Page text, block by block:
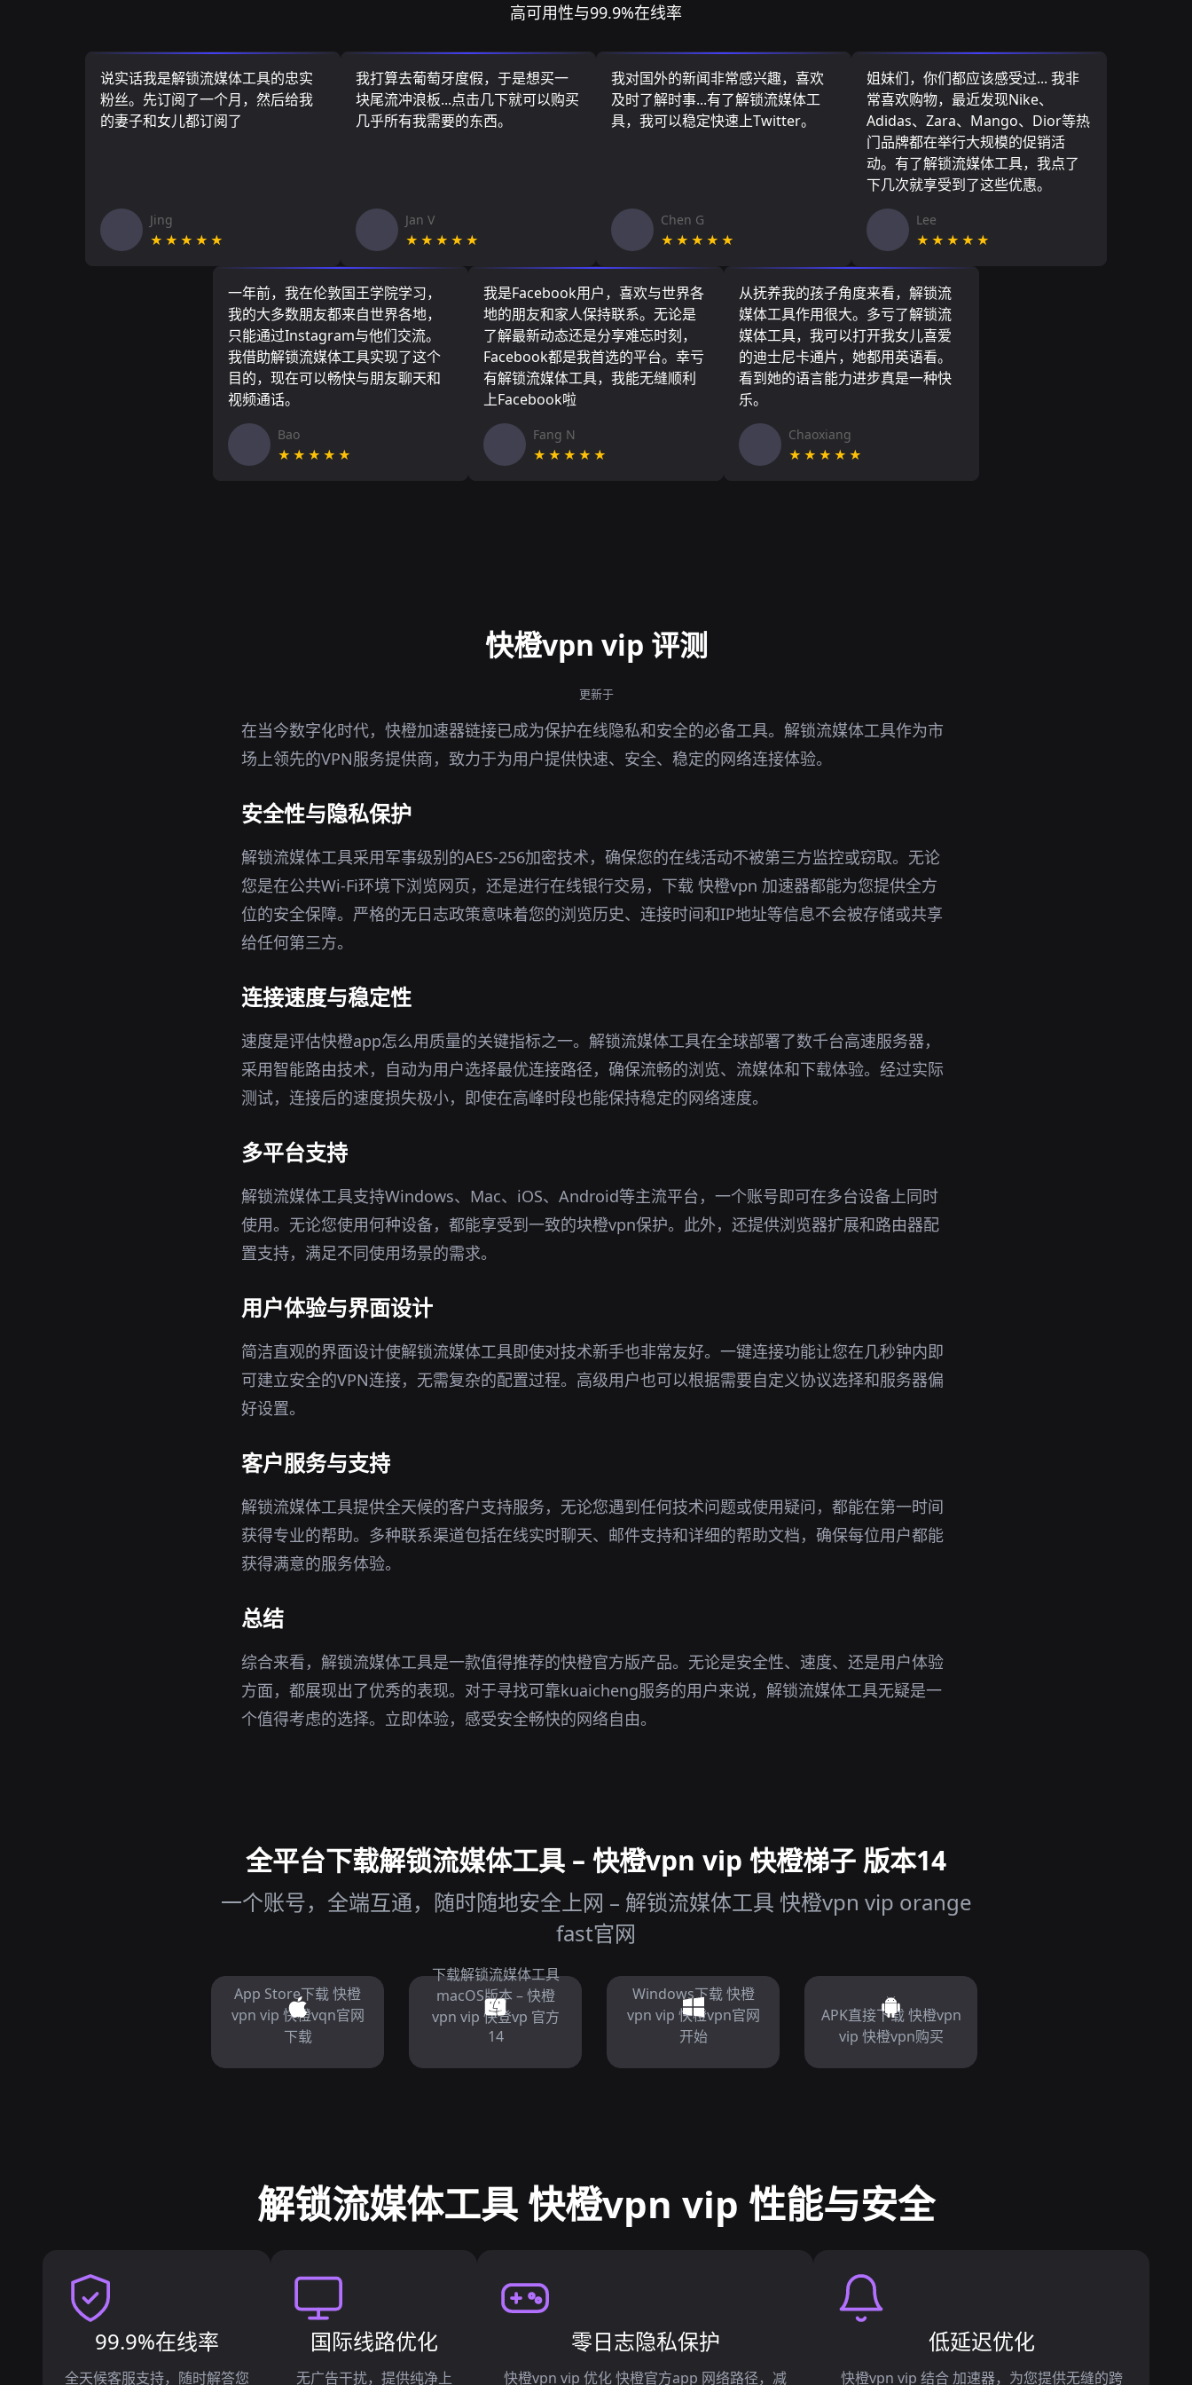
高可用性与99.9%在线率
说实话我是解锁流媒体工具的忠实
粉丝。先订阅了一个月，然后给我
的妻子和女儿都订阅了
Jing
★★★★★
我打算去葡萄牙度假，于是想买一
块尾流冲浪板...点击几下就可以购买
几乎所有我需要的东西。
Jan V
★★★★★
我对国外的新闻非常感兴趣，喜欢
及时了解时事...有了解锁流媒体工
具，我可以稳定快速上Twitter。
Chen G
★★★★★
姐妹们，你们都应该感受过... 我非
常喜欢购物，最近发现Nike、
Adidas、Zara、Mango、Dior等热
门品牌都在举行大规模的促销活
动。有了解锁流媒体工具，我点了
下几次就享受到了这些优惠。
Lee
★★★★★
一年前，我在伦敦国王学院学习，
我的大多数朋友都来自世界各地，
只能通过Instagram与他们交流。
我借助解锁流媒体工具实现了这个
目的，现在可以畅快与朋友聊天和
视频通话。
Bao
★★★★★
我是Facebook用户，喜欢与世界各
地的朋友和家人保持联系。无论是
了解最新动态还是分享难忘时刻，
Facebook都是我首选的平台。幸亏
有解锁流媒体工具，我能无缝顺利
上Facebook啦
Fang N
★★★★★
从抚养我的孩子角度来看，解锁流
媒体工具作用很大。多亏了解锁流
媒体工具，我可以打开我女儿喜爱
的迪士尼卡通片，她都用英语看。
看到她的语言能力进步真是一种快
乐。
Chaoxiang
★★★★★
快橙vpn vip 评测
更新于
在当今数字化时代，快橙加速器链接已成为保护在线隐私和安全的必备工具。解锁流媒体工具作为市
场上领先的VPN服务提供商，致力于为用户提供快速、安全、稳定的网络连接体验。
安全性与隐私保护
解锁流媒体工具采用军事级别的AES-256加密技术，确保您的在线活动不被第三方监控或窃取。无论
您是在公共Wi-Fi环境下浏览网页，还是进行在线银行交易，下载 快橙vpn 加速器都能为您提供全方
位的安全保障。严格的无日志政策意味着您的浏览历史、连接时间和IP地址等信息不会被存储或共享
给任何第三方。
连接速度与稳定性
速度是评估快橙app怎么用质量的关键指标之一。解锁流媒体工具在全球部署了数千台高速服务器，
采用智能路由技术，自动为用户选择最优连接路径，确保流畅的浏览、流媒体和下载体验。经过实际
测试，连接后的速度损失极小，即使在高峰时段也能保持稳定的网络速度。
多平台支持
解锁流媒体工具支持Windows、Mac、iOS、Android等主流平台，一个账号即可在多台设备上同时
使用。无论您使用何种设备，都能享受到一致的块橙vpn保护。此外，还提供浏览器扩展和路由器配
置支持，满足不同使用场景的需求。
用户体验与界面设计
简洁直观的界面设计使解锁流媒体工具即使对技术新手也非常友好。一键连接功能让您在几秒钟内即
可建立安全的VPN连接，无需复杂的配置过程。高级用户也可以根据需要自定义协议选择和服务器偏
好设置。
客户服务与支持
解锁流媒体工具提供全天候的客户支持服务，无论您遇到任何技术问题或使用疑问，都能在第一时间
获得专业的帮助。多种联系渠道包括在线实时聊天、邮件支持和详细的帮助文档，确保每位用户都能
获得满意的服务体验。
总结
综合来看，解锁流媒体工具是一款值得推荐的快橙官方版产品。无论是安全性、速度、还是用户体验
方面，都展现出了优秀的表现。对于寻找可靠kuaicheng服务的用户来说，解锁流媒体工具无疑是一
个值得考虑的选择。立即体验，感受安全畅快的网络自由。
全平台下载解锁流媒体工具 – 快橙vpn vip 快橙梯子 版本14
一个账号，全端互通，随时随地安全上网 – 解锁流媒体工具 快橙vpn vip orange
fast官网
App Store下载 快橙
vpn vip 快橙vqn官网
下载
下载解锁流媒体工具
macOS版本 – 快橙
vpn vip 快登vp 官方
14
Windows下载 快橙
vpn vip 快橙vpn官网
开始
APK直接下载 快橙vpn
vip 快橙vpn购买
解锁流媒体工具 快橙vpn vip 性能与安全
99.9%在线率
全天候客服支持，随时解答您
国际线路优化
无广告干扰，提供纯净上
零日志隐私保护
快橙vpn vip 优化 快橙官方app 网络路径，减
低延迟优化
快橙vpn vip 结合 加速器，为您提供无缝的跨